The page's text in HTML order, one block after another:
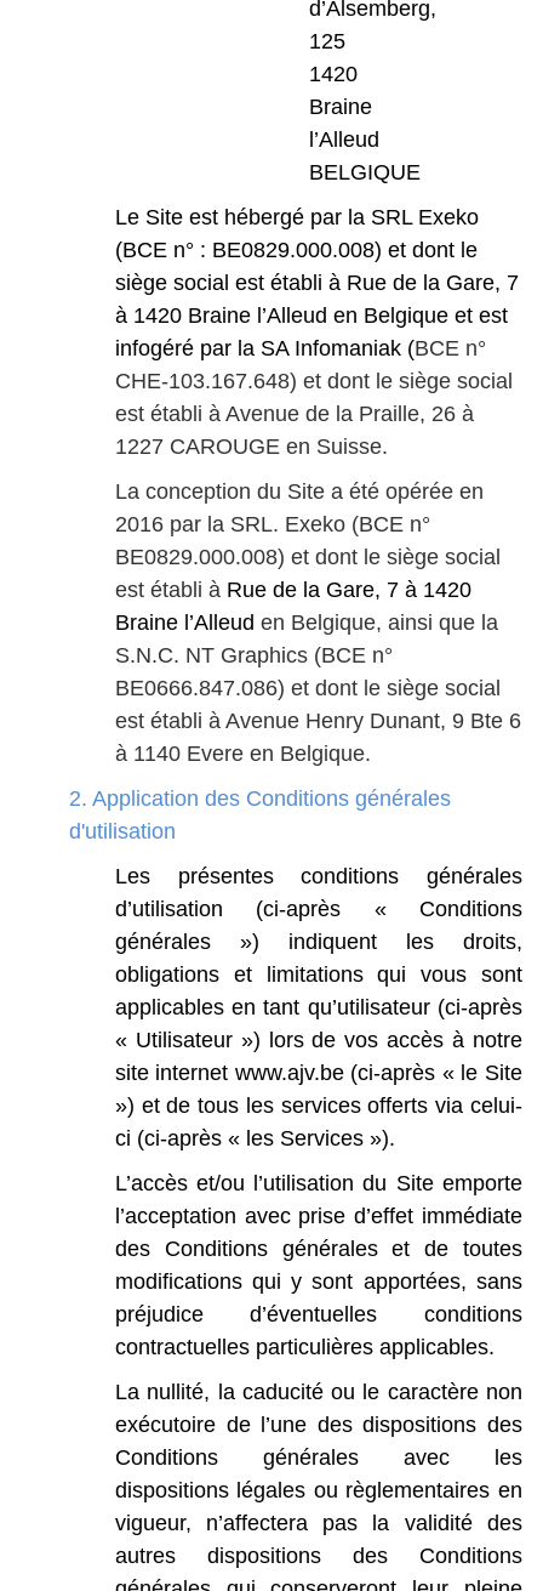
d’Alsemberg,
125
1420
Braine
l’Alleud
BELGIQUE
Le Site est hébergé par la SRL Exeko
(BCE n° : BE0829.000.008) et dont le
siège social est établi à Rue de la Gare, 7
à 1420 Braine l’Alleud en Belgique et est
infogéré par la SA Infomaniak (BCE n°
CHE-103.167.648) et dont le siège social
est établi à Avenue de la Praille, 26 à
1227 CAROUGE en Suisse.
La conception du Site a été opérée en
2016 par la SRL. Exeko (BCE n°
BE0829.000.008) et dont le siège social
est établi à Rue de la Gare, 7 à 1420
Braine l’Alleud en Belgique, ainsi que la
S.N.C. NT Graphics (BCE n°
BE0666.847.086) et dont le siège social
est établi à Avenue Henry Dunant, 9 Bte 6
à 1140 Evere en Belgique.
2. Application des Conditions générales
d'utilisation
Les
présentes conditions
générales
d’utilisation
(ci-après «
Conditions
générales
») indiquent les
droits,
obligations et limitations qui vous sont
applicables en tant qu’utilisateur (ci-après
« Utilisateur ») lors de vos accès à notre
site internet www.ajv.be (ci-après « le Site
») et de tous les services offerts via celui-
ci (ci-après « les Services »).
L’accès et/ou l’utilisation du Site emporte
l’acceptation avec prise d’effet immédiate
des
Conditions générales et de toutes
modifications qui y sont apportées, sans
préjudice
d’éventuelles
conditions
contractuelles particulières applicables.
La nullité, la caducité ou le caractère non
exécutoire de l’une des dispositions des
Conditions
générales avec
les
dispositions légales ou règlementaires en
vigueur,
n’affectera pas la validité
des
autres
dispositions des
Conditions